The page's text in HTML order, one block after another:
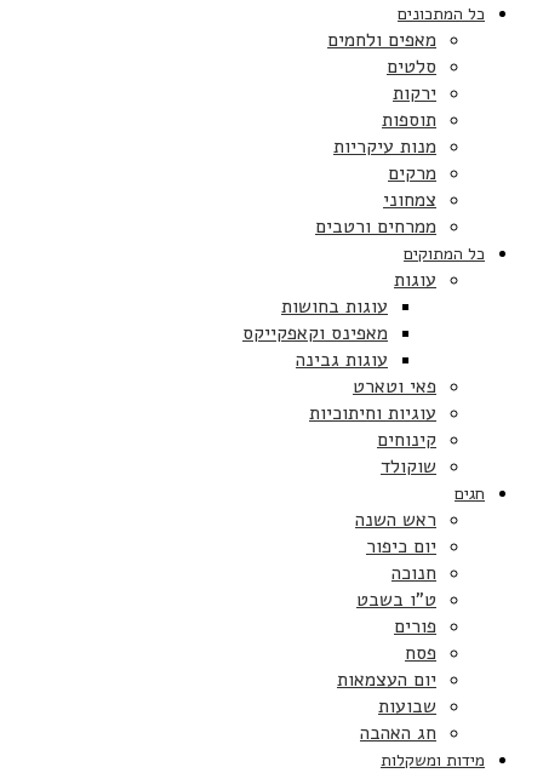
כל המתכונים
מאפים ולחמים
סלטים
ירקות
תוספות
מנות עיקריות
מרקים
צמחוני
ממרחים ורטבים
כל המתוקים
עוגות
עוגות בחושות
מאפינס וקאפקייקס
עוגות גבינה
פאי וטארט
עוגיות וחיתוכיות
קינוחים
שוקולד
חגים
ראש השנה
יום כיפור
חנוכה
ט”ו בשבט
פורים
פסח
יום העצמאות
שבועות
חג האהבה
מידות ומשקלות